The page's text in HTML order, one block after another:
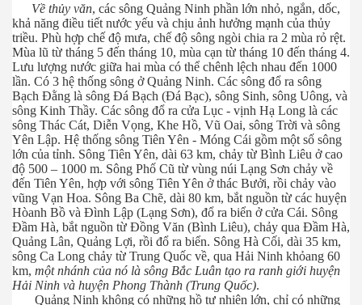
Về thủy văn, các sông Quảng Ninh phần lớn nhỏ, ngắn, dốc,
khả năng điều tiết nước yếu và chịu ảnh hưởng mạnh của thủy
triều. Phù hợp chế độ mưa, chế độ sông ngòi chia ra 2 mùa rỏ rệt.
Mùa lũ từ tháng 5 đến tháng 10, mùa cạn từ tháng 10 đến tháng 4.
Lưu lượng nước giữa hai mùa có thể chênh lệch nhau đến 1000
lần. Có 3 hệ thống sông ở Quảng Ninh. Các sông đổ ra sông
Bạch Đằng là sông Đá Bạch (Đá Bạc), sông Sinh, sông Uông, và
sông Kinh Thầy. Các sông đổ ra cửa Lục - vịnh Hạ Long là các
sông Thác Cát, Diễn Vọng, Khe Hồ, Vũ Oai, sông Trời và sông
Yên Lập. Hệ thống sông Tiên Yên - Móng Cái gồm một số sông
lớn của tỉnh. Sông Tiên Yên, dài 63 km, chảy từ Bình Liêu ở cao
độ 500 – 1000 m. Sông Phố Cũ từ vùng núi Lạng Sơn chảy về
đến Tiên Yên, hợp với sông Tiên Yên ở thác Bưởi, rồi chảy vào
vũng Vạn Hoa. Sông Ba Chẽ, dài 80 km, bắt nguồn từ các huyện
Hòanh Bồ và Đình Lập (Lạng Sơn), đổ ra biển ở cửa Cái. Sông
Đầm Hà, bắt nguồn từ Đồng Văn (Bình Liêu), chảy qua Đầm Hà,
Quảng Lân, Quảng Lợi, rồi đổ ra biển. Sông Hà Cối, dài 35 km,
sông Ca Long chảy từ Trung Quốc về, qua Hải Ninh khỏang 60
km, một nhánh của nó là sông Bắc Luân tạo ra ranh giới huyện
Hải Ninh và huyện Phong Thành (Trung Quốc).
Quảng Ninh không có những hồ tự nhiên lớn, chỉ có những